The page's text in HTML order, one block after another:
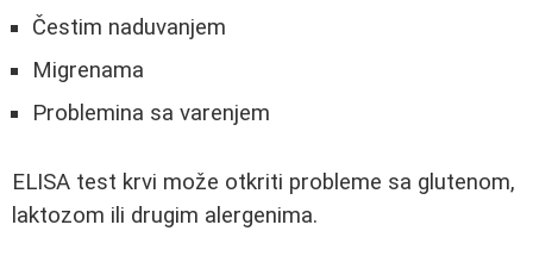
Čestim naduvanjem
Migrenama
Problemina sa varenjem
ELISA test krvi može otkriti probleme sa glutenom,
laktozom ili drugim alergenima.